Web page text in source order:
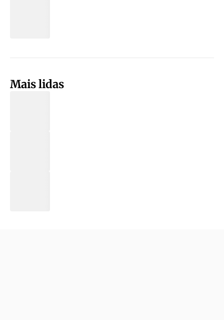
Mais lidas